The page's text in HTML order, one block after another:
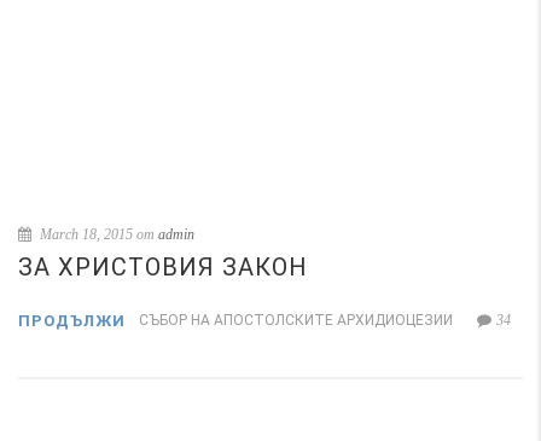
March 18, 2015 от admin
ЗА ХРИСТОВИЯ ЗАКОН
СЪБОР НА АПОСТОЛСКИТЕ АРХИДИОЦЕЗИИ 34
ПРОДЪЛЖИ